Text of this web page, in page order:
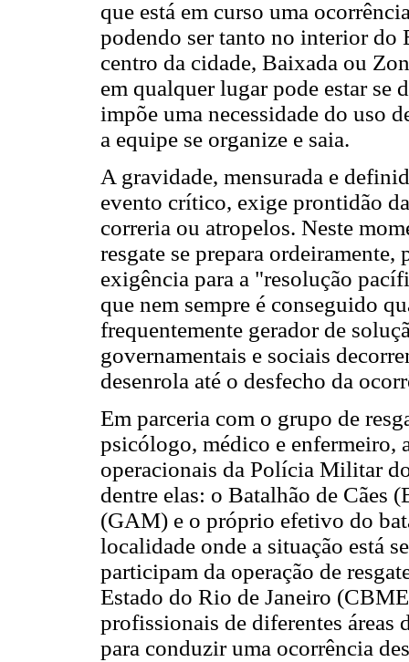
que está em curso uma
podendo ser tanto no interior do
centro da cidade, Baixada ou
em qualquer lugar pode estar se
impõe uma necessidade do uso
a equipe se organize e saia.
A gravidade, mensurada e
evento crítico, exige prontidão
correria ou atropelos. Neste
resgate se prepara
exigência para a "resolução
que nem sempre é conseguido
frequentemente gerador de
governamentais e sociais
desenrola até o desfecho da
Em parceria com o grupo de
psicólogo, médico e enfermeiro,
operacionais da Polícia Militar
dentre elas: o Batalhão de
(GAM) e o próprio efetivo do
localidade onde a situação está
participam da operação de
Estado do Rio de Janeiro
profissionais de diferentes áreas
para conduzir uma ocorrência